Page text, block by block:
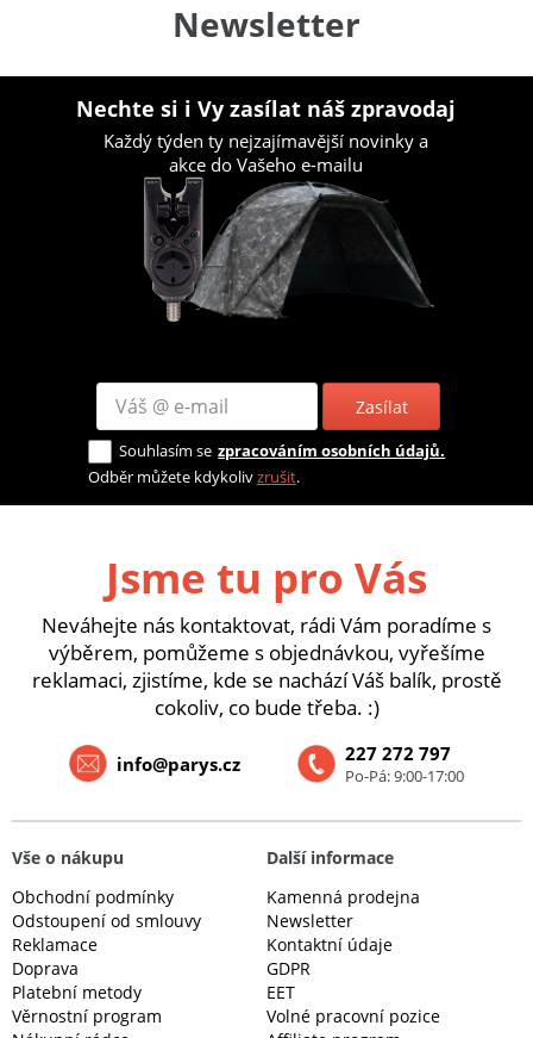
Newsletter
Nechte si i Vy zasílat náš zpravodaj
Každý týden ty nejzajímavější novinky a
akce do Vašeho e-mailu
Zasílat
Souhlasím se zpracováním osobních údajů.
Odběr můžete kdykolivzrušit.
Jsme tu pro Vás
Neváhejte nás kontaktovat, rádi Vám poradíme s
výběrem, pomůžeme s objednávkou, vyřešíme
reklamaci, zjistíme, kde se nachází Váš balík, prostě
cokoliv, co bude třeba. :)
227 272 797
Po-Pá: 9:00-17:00
info@parys.cz
Vše o nákupu
Obchodní podmínky
Odstoupení od smlouvy
Reklamace
Doprava
Platební metody
Věrnostní program
Další informace
Kamenná prodejna
Newsletter
Kontaktní údaje
GDPR
EET
Volné pracovní pozice